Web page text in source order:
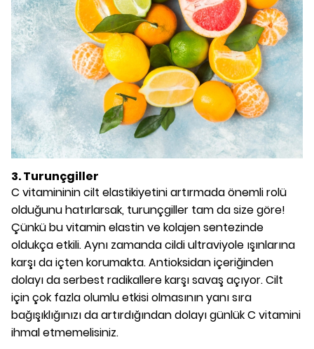
3. Turunçgiller
C vitamininin cilt elastikiyetini artırmada önemli rolü
olduğunu hatırlarsak, turunçgiller tam da size göre!
Çünkü bu vitamin elastin ve kolajen sentezinde
oldukça etkili. Aynı zamanda cildi ultraviyole ışınlarına
karşı da içten korumakta. Antioksidan içeriğinden
dolayı da serbest radikallere karşı savaş açıyor. Cilt
için çok fazla olumlu etkisi olmasının yanı sıra
bağışıklığınızı da artırdığından dolayı günlük C vitamini
ihmal etmemelisiniz.